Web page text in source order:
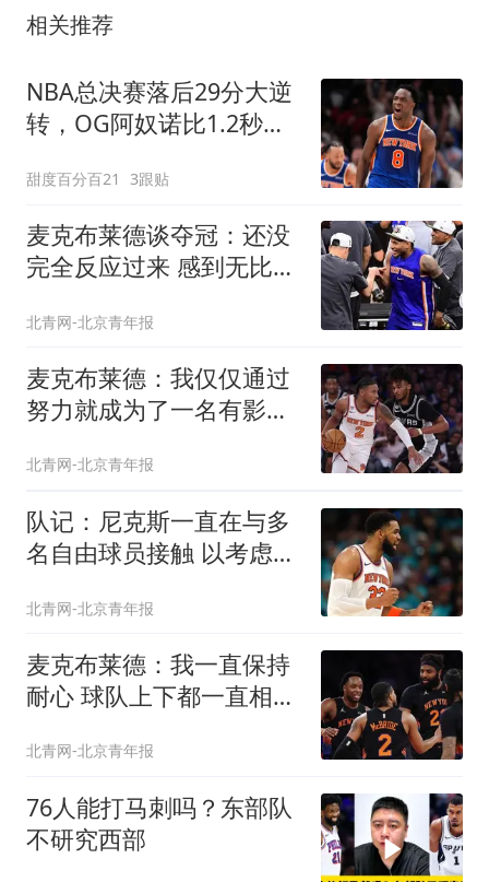
相关推荐
NBA总决赛落后29分大逆
转，OG阿奴诺比1.2秒绝
甜度百分百21 3跟贴
麦克布莱德谈夺冠：还没
完全反应过来 感到无比感
北青网-北京青年报
麦克布莱德：我仅仅通过
努力就成为了一名有影响
北青网-北京青年报
队记：尼克斯一直在与多
名自由球员接触 以考虑填
北青网-北京青年报
麦克布莱德：我一直保持
耐心 球队上下都一直相信
北青网-北京青年报
76人能打马刺吗？东部队
不研究西部